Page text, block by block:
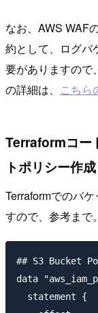
なお、AWS WAF
約として、ログバ
要がありますので
の詳細は、 こちら
Terraformコー
トポリシー作成
Terraformでのバ
すので、参考まで。
## S3 Bucket
data
  statement {